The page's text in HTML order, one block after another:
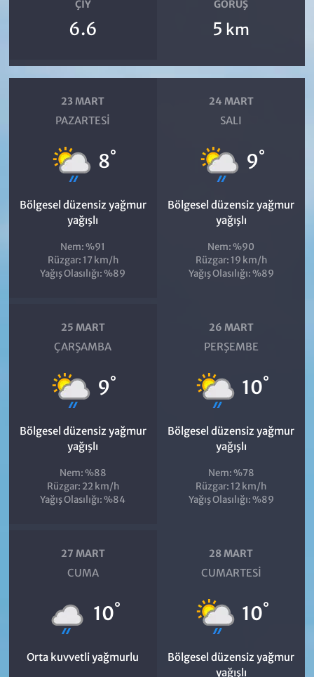
ÇIY
6.6
GÖRÜŞ
5 km
23 MART
PAZARTESI
8°
Bölgesel düzensiz yağmur
yağışlı
Nem: %91
Rüzgar: 17 km/h
Yağış Olasılığı: %89
24 MART
SALI
9°
Bölgesel düzensiz yağmur
yağışlı
Nem: %90
Rüzgar: 19 km/h
Yağış Olasılığı: %89
25 MART
ÇARŞAMBA
9°
Bölgesel düzensiz yağmur
yağışlı
Nem: %88
Rüzgar: 22 km/h
Yağış Olasılığı: %84
26 MART
PERŞEMBE
10°
Bölgesel düzensiz yağmur
yağışlı
Nem: %78
Rüzgar: 12 km/h
Yağış Olasılığı: %89
27 MART
CUMA
10°
Orta kuvvetli yağmurlu
28 MART
CUMARTESI
10°
Bölgesel düzensiz yağmur
yağışlı